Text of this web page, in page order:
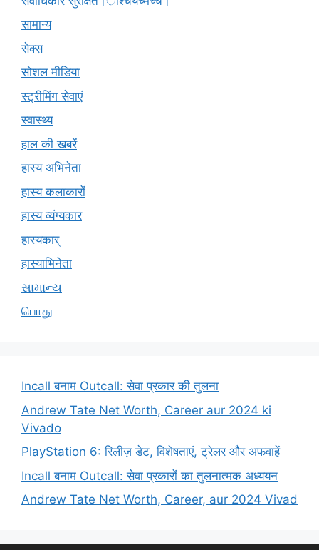
सामान्य
सेक्स
सोशल मीडिया
स्ट्रीमिंग सेवाएं
स्वास्थ्य
हाल की खबरें
हास्य अभिनेता
हास्य कलाकारों
हास्य व्यंग्यकार
हास्यकार्
हास्याभिनेता
સામાન્ય
பொது
Incall बनाम Outcall: सेवा प्रकार की तुलना
Andrew Tate Net Worth, Career aur 2024 ki
Vivado
PlayStation 6: रिलीज़ डेट, विशेषताएं, ट्रेलर और अफवाहें
Incall बनाम Outcall: सेवा प्रकारों का तुलनात्मक अध्ययन
Andrew Tate Net Worth, Career, aur 2024 Vivad